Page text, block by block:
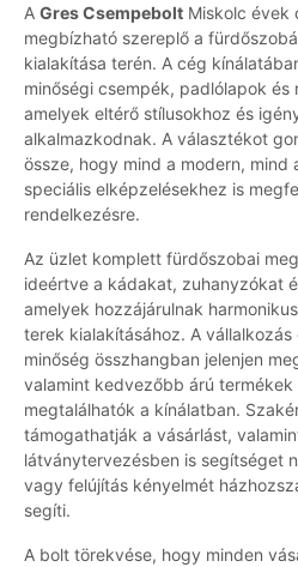
A Gres Csempebolt Miskolc évek
megbízható szereplő a
kialakítása terén. A cég
minőségi csempék, padlólapok és
amelyek eltérő stílusokhoz és
alkalmazkodnak. A választékot
össze, hogy mind a modern, mind
speciális elképzelésekhez is
rendelkezésre.
Az üzlet komplett fürdőszobai
ideértve a kádakat, zuhanyzókat
amelyek hozzájárulnak
terek kialakításához. A vállalkozás
minőség összhangban jelenjen
valamint kedvezőbb árú
megtalálhatók a kínálatban.
támogathatják a vásárlást,
látványtervezésben is segítséget
vagy felújítás kényelmét
segíti.
A bolt törekvése, hogy minden